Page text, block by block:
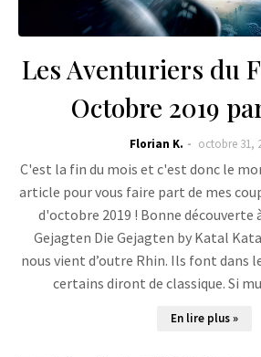
Les Aventuriers du
Octobre 2019
Florian K. octobre 31,
C'est la fin du mois et c'est donc le
article pour vous faire part de mes
d'octobre 2019 ! Bonne découverte
Gejagten Die Gejagten by Katal
nous vient d’outre Rhin. Ils font dans
certains diront de classique. Si
En lire plus »